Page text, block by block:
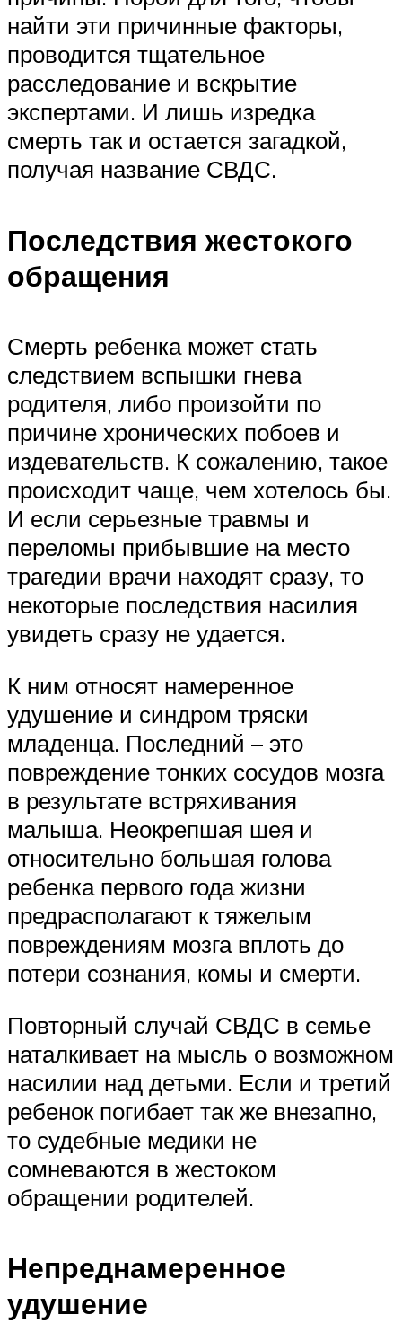
найти эти причинные факторы,
проводится тщательное
расследование и вскрытие
экспертами. И лишь изредка
смерть так и остается загадкой,
получая название СВДС.
Последствия жестокого
обращения
Смерть ребенка может стать
следствием вспышки гнева
родителя, либо произойти по
причине хронических побоев и
издевательств. К сожалению, такое
происходит чаще, чем хотелось бы.
И если серьезные травмы и
переломы прибывшие на место
трагедии врачи находят сразу, то
некоторые последствия насилия
увидеть сразу не удается.
К ним относят намеренное
удушение и синдром тряски
младенца. Последний – это
повреждение тонких сосудов мозга
в результате встряхивания
малыша. Неокрепшая шея и
относительно большая голова
ребенка первого года жизни
предрасполагают к тяжелым
повреждениям мозга вплоть до
потери сознания, комы и смерти.
Повторный случай СВДС в семье
наталкивает на мысль о возможном
насилии над детьми. Если и третий
ребенок погибает так же внезапно,
то судебные медики не
сомневаются в жестоком
обращении родителей.
Непреднамеренное
удушение